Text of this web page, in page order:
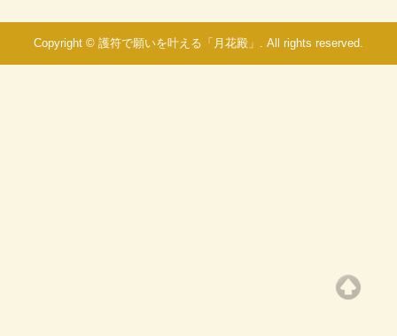
Copyright © 護符で願いを叶える「月花殿」. All rights reserved.